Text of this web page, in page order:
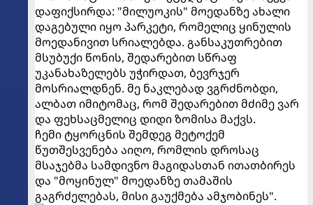
დაფიქსირდა: "მილუოკის" მოედანზე ახალი
დაგებული იყო პარკეტი, რომელიც ყინულის
მოედანივით სრიალებდა. განსაკუთრებით
მსუბუქი წონის, შედარებით სწრაფ
უკანახაზელებს უჭირდათ, ბევრჯერ
მოსრიალდნენ. მე ნაკლებად ვგრძნობდი,
ალბათ იმიტომაც, რომ შედარებით მძიმე ვარ
და ფეხსაცმელიც დიდი ზომისა მაქვს.
ჩემი ტყორცნის შემდეგ მეტოქემ
წუთშესვენება აიღო, რომლის დროსაც
მსაჯებმა სამდივნო მაგიდასთან ითათბირეს
და "მოყინულ" მოედანზე თამაშის
გაგრძელებას, მისი გაუქმება ამჯობინეს".